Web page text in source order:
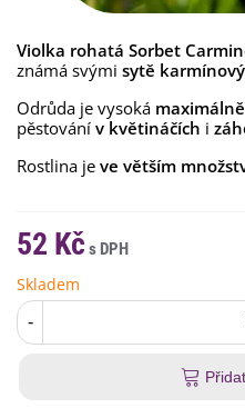
Violka rohatá Sorbet
známá svými sytě
Odrůda je vysoká
pěstování v květináčích i
Rostlina je ve větším
52 Kč
Skladem
-